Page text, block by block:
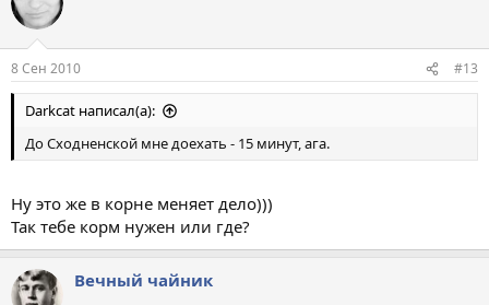
8 Сен 2010 #13
Darkcat написал(а):
До Сходненской мне доехать - 15 минут, ага.
Ну это же в корне меняет дело)))
Так тебе корм нужен или где?
Вечный чайник